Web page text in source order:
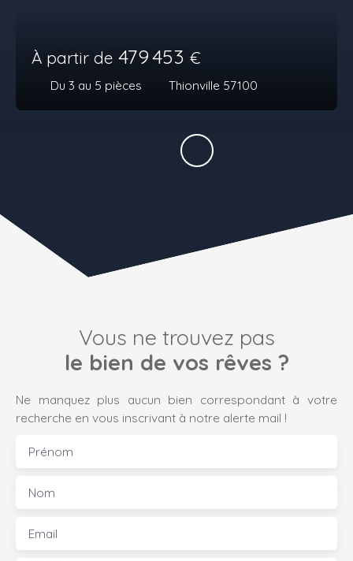
À partir de 479 453 €
Du 3 au 5 pièces Thionville 57100
Vous ne trouvez pas
le bien de vos rêves ?
Ne manquez plus aucun bien correspondant à votre
recherche en vous inscrivant à notre alerte mail !
Prénom
Nom
Email